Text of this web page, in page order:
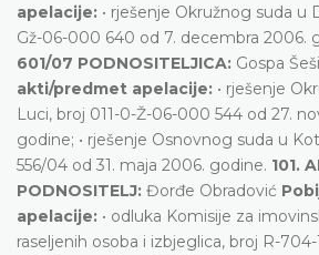
apelacije: • rješenje Okružnog suda u
Gž-06-000 640 od 7. decembra 2006.
601/07 PODNOSITELJICA: Gospa
akti/predmet apelacije: • rješenje
Luci, broj 011-0-Ž-06-000 544 od 27.
godine; • rješenje Osnovnog suda u
556/04 od 31. maja 2006. godine. 101.
PODNOSITELJ: Đorđe Obradović
apelacije: • odluka Komisije za
raseljenih osoba i izbjeglica, broj R-704-